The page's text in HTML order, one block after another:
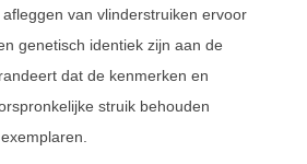
van vlinderstruiken ervoor
genetisch identiek zijn aan de
dat de kenmerken en
struik behouden